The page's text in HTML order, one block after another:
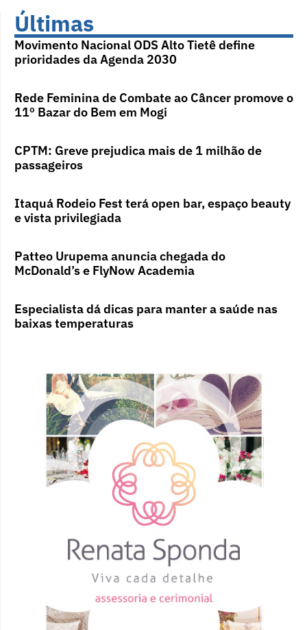
Últimas
Movimento Nacional ODS Alto Tietê define
prioridades da Agenda 2030
Rede Feminina de Combate ao Câncer promove o
11º Bazar do Bem em Mogi
CPTM: Greve prejudica mais de 1 milhão de
passageiros
Itaquá Rodeio Fest terá open bar, espaço beauty
e vista privilegiada
Patteo Urupema anuncia chegada do
McDonald’s e FlyNow Academia
Especialista dá dicas para manter a saúde nas
baixas temperaturas